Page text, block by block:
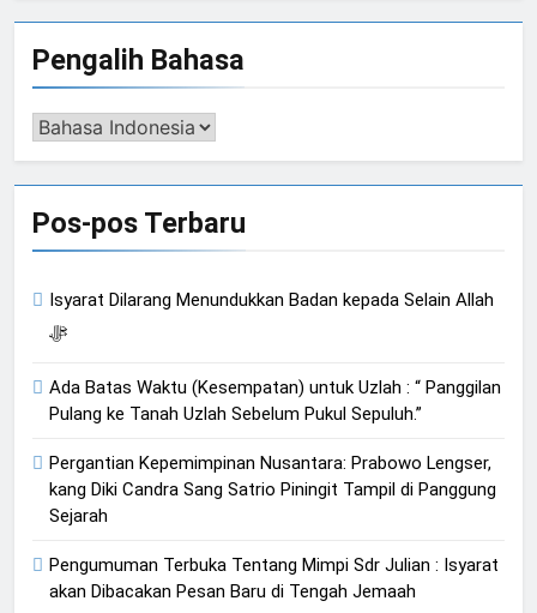
Pengalih Bahasa
Pengalih
Pos-pos Terbaru
Isyarat Dilarang Menundukkan Badan kepada Selain Allah
ﷻ
Ada Batas Waktu (Kesempatan) untuk Uzlah : “ Panggilan
Pulang ke Tanah Uzlah Sebelum Pukul Sepuluh.”
Pergantian Kepemimpinan Nusantara: Prabowo Lengser,
kang Diki Candra Sang Satrio Piningit Tampil di Panggung
Sejarah
Pengumuman Terbuka Tentang Mimpi Sdr Julian : Isyarat
akan Dibacakan Pesan Baru di Tengah Jemaah